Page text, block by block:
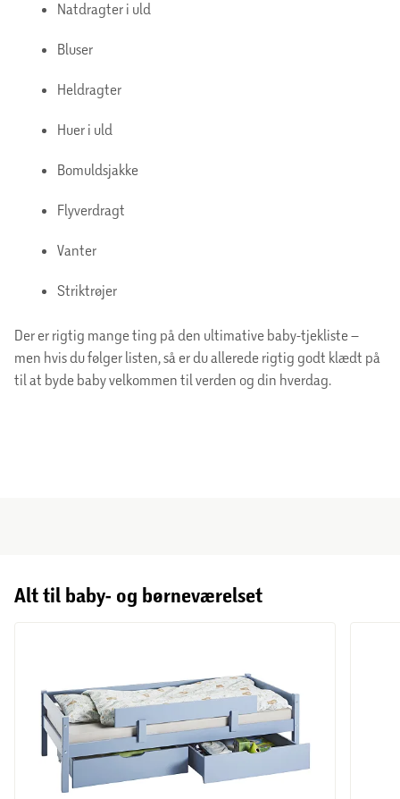
Natdragter i uld
Bluser
Heldragter
Huer i uld
Bomuldsjakke
Flyverdragt
Vanter
Striktrøjer
Der er rigtig mange ting på den ultimative baby-tjekliste –
men hvis du følger listen, så er du allerede rigtig godt klædt på
til at byde baby velkommen til verden og din hverdag.
Alt til baby- og børneværelset